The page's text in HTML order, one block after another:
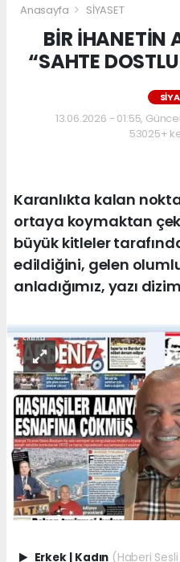
Anasayfa SİYASET
BİR
“SAHTE
13.06.2026 - 01:55,
53025+
Karanlıkta kalan
ortaya koymaktan
büyük kitleler
edildiğini, gelen
anladığımız, yazı
Erkek | Kadın (Haberi